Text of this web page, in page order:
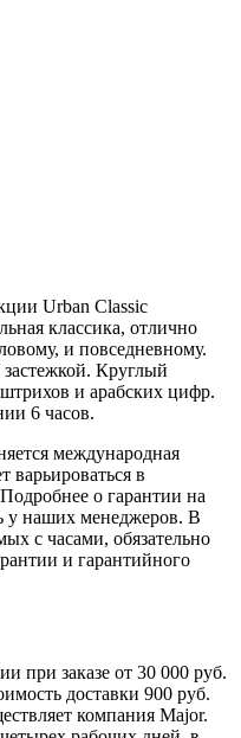
Urban Classic
классика, отлично
и повседневному.
Круглый
и арабских цифр.
6 часов.
международная
варьироваться в
о гарантии на
у наших менеджеров. В
с часами, обязательно
и гарантийного
при заказе от 30 000 руб.
доставки 900 руб.
компания Major.